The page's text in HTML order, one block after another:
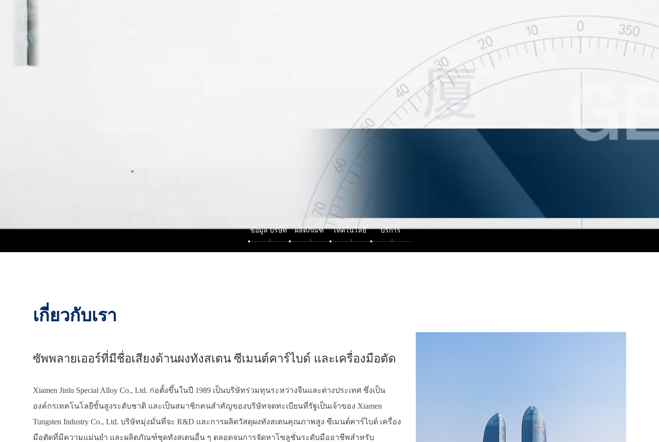
ข้อมูล บริษัท ผลิตภัณฑ์ เทคโนโลยี บริการ
เกี่ยวกับเรา
ซัพพลายเออร์ที่มีชื่อเสียงด้านผงทังสเตน ซีเมนต์คาร์ไบด์ และเครื่องมือตัด
Xiamen Jinlu Special Alloy Co., Ltd. ก่อตั้งขึ้นในปี 1989 เป็นบริษัทร่วมทุนระหว่างจีนและต่างประเทศ ซึ่งเป็น
องค์กรเทคโนโลยีขั้นสูงระดับชาติ และเป็นสมาชิกคนสำคัญของบริษัทจดทะเบียนที่รัฐเป็นเจ้าของ Xiamen
Tungsten Industry Co., Ltd. บริษัทมุ่งมั่นที่จะ R&D และการผลิตวัสดุผงทังสเตนคุณภาพสูง ซีเมนต์คาร์ไบด์ เครื่อง
มือตัดที่มีความแม่นยำ และผลิตภัณฑ์ชุดทังสเตนอื่น ๆ ตลอดจนการจัดหาโซลูชั่นระดับมืออาชีพสำหรับ